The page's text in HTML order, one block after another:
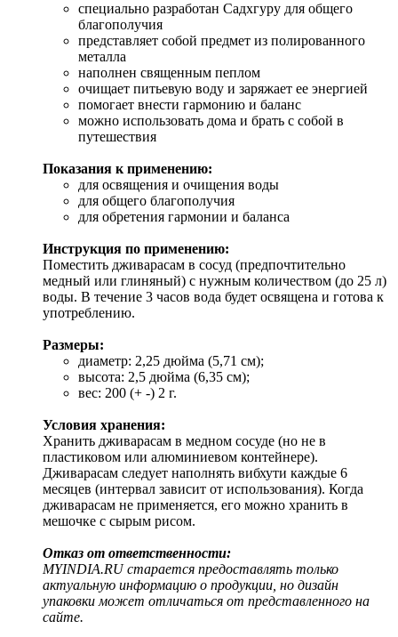
специально разработан Садхгуру для общего
благополучия
представляет собой предмет из полированного
металла
наполнен священным пеплом
очищает питьевую воду и заряжает ее энергией
помогает внести гармонию и баланс
можно использовать дома и брать с собой в
путешествия
Показания к применению:
для освящения и очищения воды
для общего благополучия
для обретения гармонии и баланса
Инструкция по применению:
Поместить дживарасам в сосуд (предпочтительно
медный или глиняный) с нужным количеством (до 25 л)
воды. В течение 3 часов вода будет освящена и готова к
употреблению.
Размеры:
диаметр: 2,25 дюйма (5,71 см);
высота: 2,5 дюйма (6,35 см);
вес: 200 (+ -) 2 г.
Условия хранения:
Хранить дживарасам в медном сосуде (но не в
пластиковом или алюминиевом контейнере).
Дживарасам следует наполнять вибхути каждые 6
месяцев (интервал зависит от использования). Когда
дживарасам не применяется, его можно хранить в
мешочке с сырым рисом.
Отказ от ответственности:
MYINDIA.RU старается предоставлять только
актуальную информацию о продукции, но дизайн
упаковки может отличаться от представленного на
сайте.